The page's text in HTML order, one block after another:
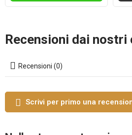
Recensioni dai nostri
Recensioni (0)
Scrivi per primo una